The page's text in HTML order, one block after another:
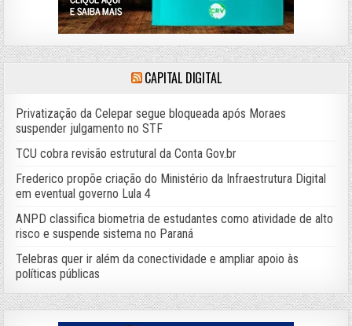
CAPITAL DIGITAL
Privatização da Celepar segue bloqueada após Moraes
suspender julgamento no STF
TCU cobra revisão estrutural da Conta Gov.br
Frederico propõe criação do Ministério da Infraestrutura Digital
em eventual governo Lula 4
ANPD classifica biometria de estudantes como atividade de alto
risco e suspende sistema no Paraná
Telebras quer ir além da conectividade e ampliar apoio às
políticas públicas